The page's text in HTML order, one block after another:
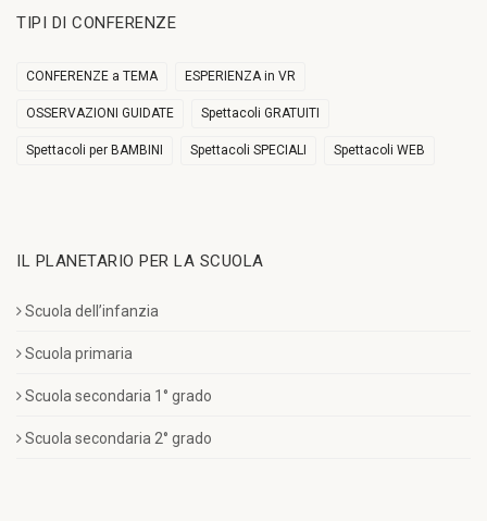
TIPI DI CONFERENZE
CONFERENZE a TEMA ESPERIENZA in VR
OSSERVAZIONI GUIDATE Spettacoli GRATUITI
Spettacoli per BAMBINI Spettacoli SPECIALI Spettacoli WEB
IL PLANETARIO PER LA SCUOLA
Scuola dell’infanzia
Scuola primaria
Scuola secondaria 1° grado
Scuola secondaria 2° grado